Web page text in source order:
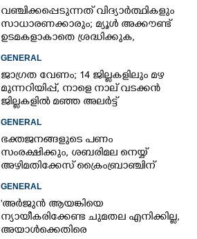
വഞ്ചിക്കപ്പെടുന്നത് വിദ്യാർത്ഥികളും
സാധാരണക്കാരും; മ്യൂൾ അക്കൗണ്ട്
ഉടമകളാകാതെ ശ്രദ്ധിക്കുക,
നിർദ്ദേശങ്ങളുമായി പൊലീസ്
GENERAL
ജാഗ്രത വേണം; 14 ജില്ലകളിലും മഴ
മുന്നറിയിപ്പ്, നാളെ നാല് വടക്കൻ
ജില്ലകളിൽ മഞ്ഞ അലർട്ട്
GENERAL
ഭക്തജനങ്ങളുടെ പണം
സംരക്ഷിക്കും, ശബരിമല നെയ്യ്
അഴിമതിക്കേസ് ക്രൈംബ്രാഞ്ചിന്
വിടുമെന്ന് കെ മുരളീധരൻ
GENERAL
'അർജുൻ ആയങ്കിയെ
ന്യായീകരിക്കേണ്ട ചുമതല എനിക്കില്ല,
അയാൾക്കെതിരെ